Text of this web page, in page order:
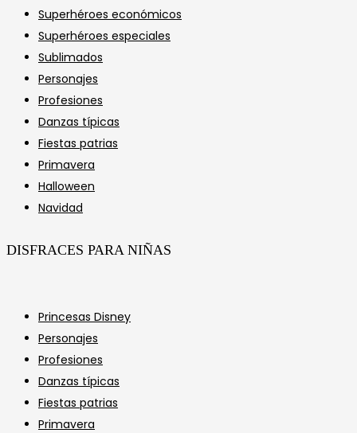
Superhéroes económicos
Superhéroes especiales
Sublimados
Personajes
Profesiones
Danzas típicas
Fiestas patrias
Primavera
Halloween
Navidad
DISFRACES PARA NIÑAS
Princesas Disney
Personajes
Profesiones
Danzas típicas
Fiestas patrias
Primavera